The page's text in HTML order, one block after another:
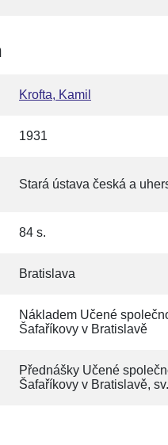
Krofta, Kamil
1931
Stará ústava česká a
84 s.
Bratislava
Nákladem Učené
Šafaříkovy v Bratislavě
Přednášky Učené
Šafaříkovy v Bratislavě,